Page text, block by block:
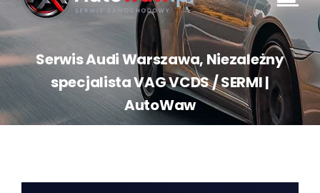
Serwis Audi Warszawa, Niezależny
specjalista VAG VCDS / SERMI |
AutoWaw